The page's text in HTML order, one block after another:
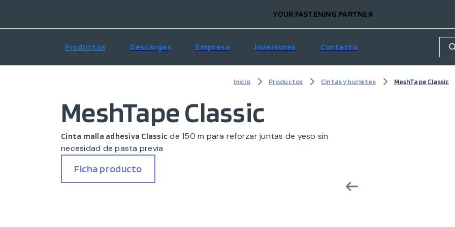
YOUR FASTENING PARTNER
Productos Descargas Empresa Inversores Contacto
Inicio Productos Cintas y burletes MeshTape Classic
MeshTape Classic
Cinta malla adhesiva Classic de 150 m para reforzar juntas de yeso sin
necesidad de pasta previa
Ficha producto